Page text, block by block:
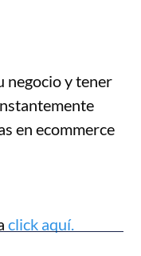
negocio y tener
en ecommerce
click aquí.